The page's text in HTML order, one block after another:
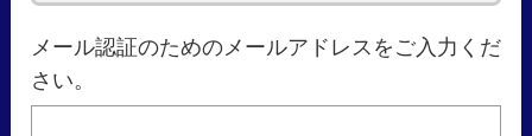
メール認証のためのメールアドレスをご入力くだ
さい。